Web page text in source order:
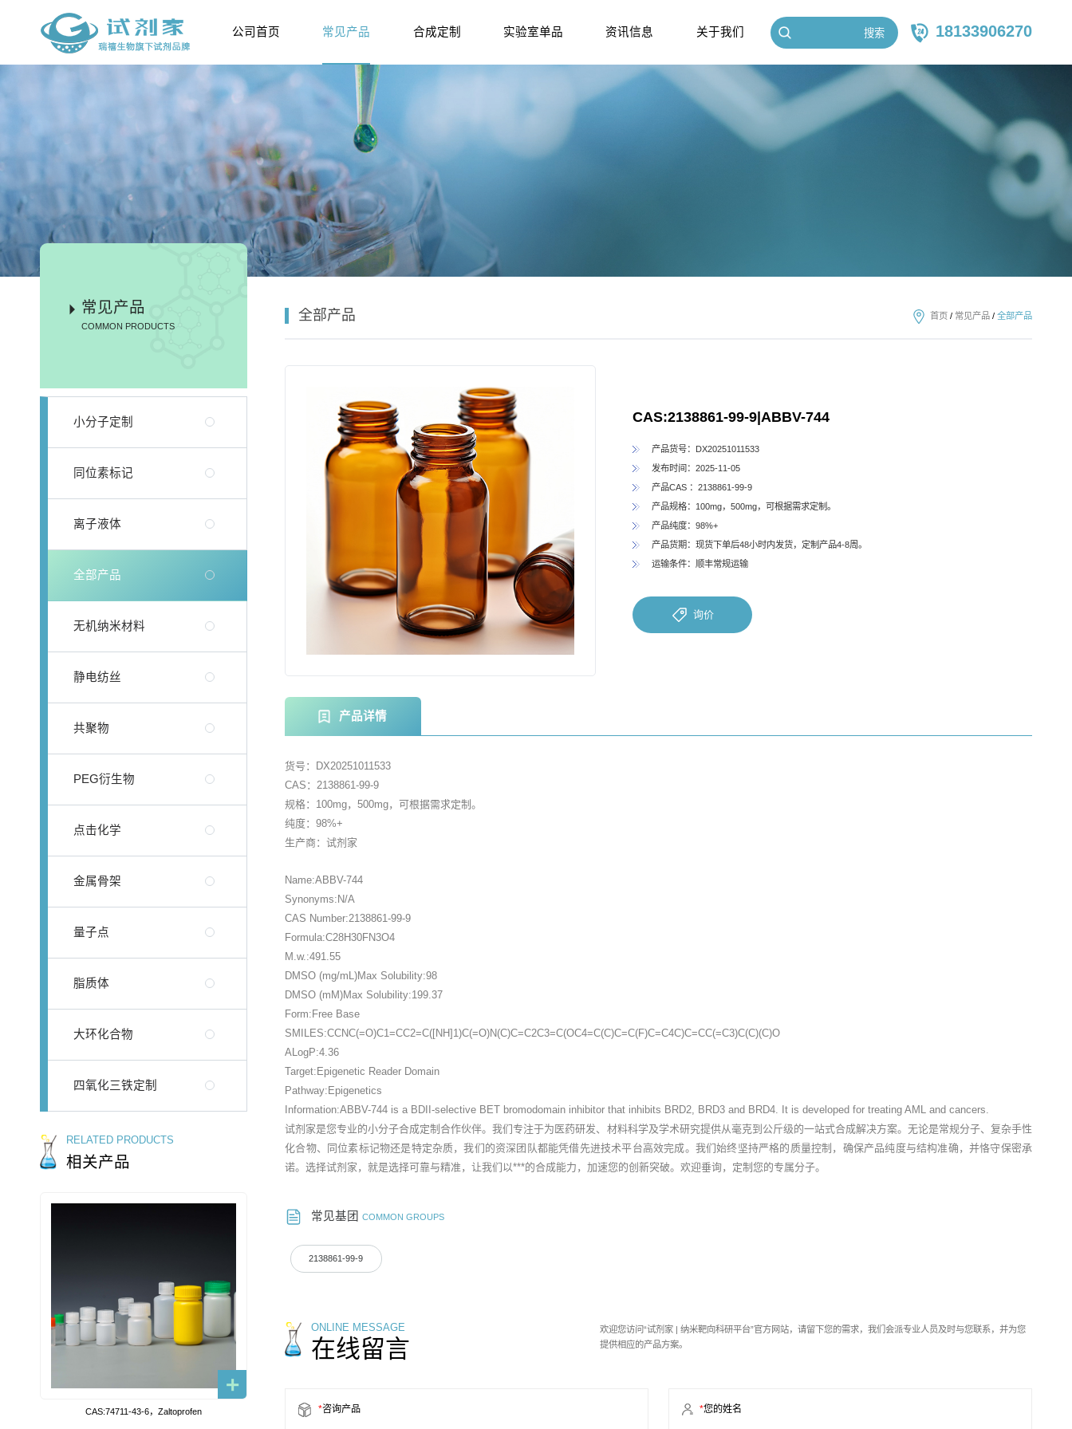
公司首页 常见产品 合成定制 实验室单品 资讯信息 关于我们 搜索 18133906270
常见产品
COMMON PRODUCTS
小分子定制
同位素标记
离子液体
全部产品
无机纳米材料
静电纺丝
共聚物
PEG衍生物
点击化学
金属骨架
量子点
脂质体
大环化合物
四氧化三铁定制
RELATED PRODUCTS
相关产品
CAS:74711-43-6，Zaltoprofen
全部产品 首页 / 常见产品 / 全部产品
CAS:2138861-99-9|ABBV-744
产品货号：DX20251011533
发布时间：2025-11-05
产品CAS ：2138861-99-9
产品规格：100mg，500mg，可根据需求定制。
产品纯度：98%+
产品货期：现货下单后48小时内发货，定制产品4-8周。
运输条件：顺丰常规运输
询价
产品详情
货号：DX20251011533
CAS：2138861-99-9
规格：100mg，500mg，可根据需求定制。
纯度：98%+
生产商：试剂家
Name:ABBV-744
Synonyms:N/A
CAS Number:2138861-99-9
Formula:C28H30FN3O4
M.w.:491.55
DMSO (mg/mL)Max Solubility:98
DMSO (mM)Max Solubility:199.37
Form:Free Base
SMILES:CCNC(=O)C1=CC2=C([NH]1)C(=O)N(C)C=C2C3=C(OC4=C(C)C=C(F)C=C4C)C=CC(=C3)C(C)(C)O
ALogP:4.36
Target:Epigenetic Reader Domain
Pathway:Epigenetics
Information:ABBV-744 is a BDII-selective BET bromodomain inhibitor that inhibits BRD2, BRD3 and BRD4. It is developed for treating AML and cancers.
试剂家是您专业的小分子合成定制合作伙伴。我们专注于为医药研发、材料科学及学术研究提供从毫克到公斤级的一站式合成解决方案。无论是常规分子、复杂手性
化合物、同位素标记物还是特定杂质，我们的资深团队都能凭借先进技术平台高效完成。我们始终坚持严格的质量控制，确保产品纯度与结构准确，并恪守保密承
诺。选择试剂家，就是选择可靠与精准，让我们以***的合成能力，加速您的创新突破。欢迎垂询，定制您的专属分子。
常见基团COMMON GROUPS
2138861-99-9
ONLINE MESSAGE
在线留言
欢迎您访问“试剂家 | 纳米靶向科研平台”官方网站，请留下您的需求，我们会派专业人员及时与您联系，并为您
提供相应的产品方案。
*咨询产品 *您的姓名